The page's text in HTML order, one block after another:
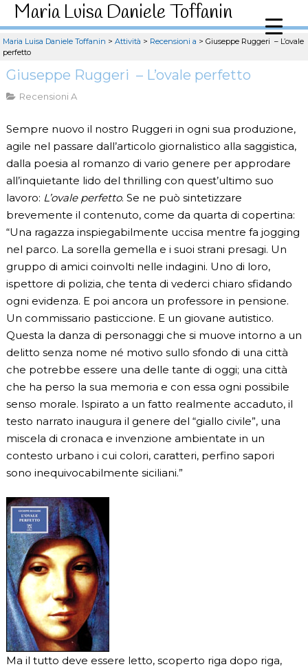
Maria Luisa Daniele Toffanin
Maria Luisa Daniele Toffanin > Attività > Recensioni a > Giuseppe Ruggeri – L’ovale
perfetto
Giuseppe Ruggeri – L’ovale perfetto
Recensioni A
Sempre nuovo il nostro Ruggeri in ogni sua produzione,
agile nel passare dall’articolo giornalistico alla saggistica,
dalla poesia al romanzo di vario genere per approdare
all’inquietante lido del thrilling con quest’ultimo suo
lavoro: L’ovale perfetto. Se ne può sintetizzare
brevemente il contenuto, come da quarta di copertina:
“Una ragazza inspiegabilmente uccisa mentre fa jogging
nel parco. La sorella gemella e i suoi strani presagi. Un
gruppo di amici coinvolti nelle indagini. Uno di loro,
ispettore di polizia, che tenta di vederci chiaro sfidando
ogni evidenza. E poi ancora un professore in pensione.
Un commissario pasticcione. E un giovane autistico.
Questa la danza di personaggi che si muove intorno a un
delitto senza nome né motivo sullo sfondo di una città
che potrebbe essere una delle tante di oggi; una città
che ha perso la sua memoria e con essa ogni possibile
senso morale. Ispirato a un fatto realmente accaduto, il
testo narrato inaugura il genere del “giallo civile”, una
miscela di cronaca e invenzione ambientate in un
contesto urbano i cui colori, caratteri, perfino sapori
sono inequivocabilmente siciliani.”
Ma il tutto deve essere letto, scoperto riga dopo riga,